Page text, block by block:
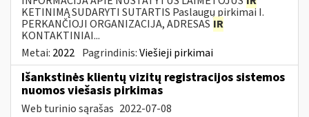
KETINIMĄ SUDARYTI SUTARTIS Paslaugų pirkimai I.
PERKANČIOJI ORGANIZACIJA, ADRESAS IR
KONTAKTINIAI...
Metai: 2022 Pagrindinis:Viešieji pirkimai
Išankstinės klientų vizitų registracijos sistemos
nuomos viešasis pirkimas
Web turinio sąrašas 2022-07-08